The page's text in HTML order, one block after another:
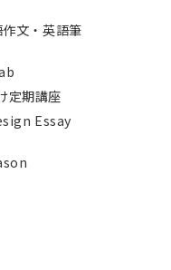
文・英語筆
定期講座
Essay